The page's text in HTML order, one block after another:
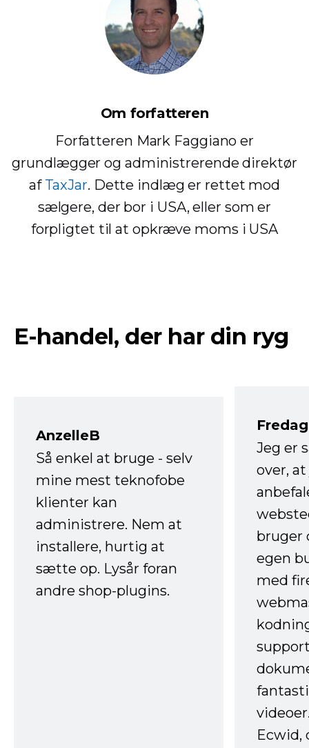
Om forfatteren
Forfatteren Mark Faggiano er
grundlægger og administrerende direktør
af TaxJar. Dette indlæg er rettet mod
sælgere, der bor i USA, eller som er
forpligtet til at opkræve moms i USA
E-handel, der har din ryg
AnzelleB
Så enkel at bruge - selv
mine mest teknofobe
klienter kan
administrere. Nem at
installere, hurtig at
sætte op. Lysår foran
andre shop-plugins.
Jeg er
over,
bruger
egen
med
Ecwid,